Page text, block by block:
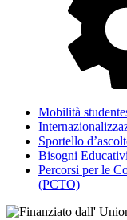
Mobilità
Sportello
Bisogni
Percorsi per le
(PCTO)